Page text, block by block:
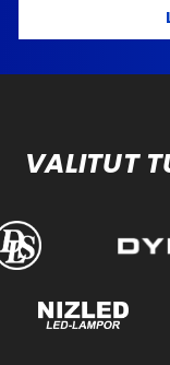
VALITUT